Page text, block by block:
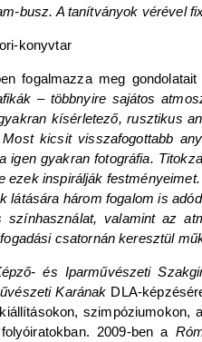
busz. A tanítványok vérével
fogalmazza meg
– többnyire sajátos
kísérletező, rusztikus
kicsit visszafogottabb
igen gyakran fotográfia.
ezek inspirálják
látására három fogalom is
színhasználat, valamint az
csatornán keresztül
és Iparművészeti
Karának DLA-
2009-ben a